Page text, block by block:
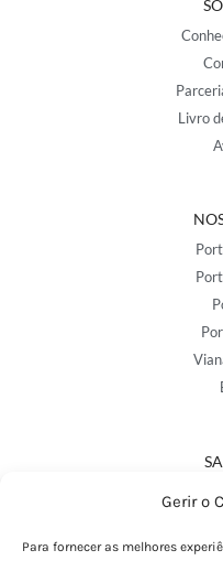
Gerir o
Para fornecer as melhores
Livro